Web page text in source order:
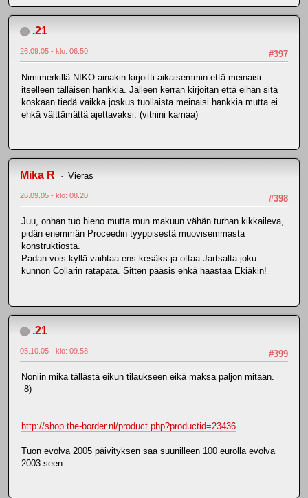
.21
#397
26.09.05 - klo: 06.50
Nimimerkillä NIKO ainakin kirjoitti aikaisemmin että meinaisi
itselleen tälläisen hankkia. Jälleen kerran kirjoitan että eihän sitä
koskaan tiedä vaikka joskus tuollaista meinaisi hankkia mutta ei
ehkä välttämättä ajettavaksi. (vitriini kamaa)
Mika R Vieras
#398
26.09.05 - klo: 08.20
Juu, onhan tuo hieno mutta mun makuun vähän turhan kikkaileva,
pidän enemmän Proceedin tyyppisestä muovisemmasta
konstruktiosta.
Padan vois kyllä vaihtaa ens kesäks ja ottaa Jartsalta joku
kunnon Collarin ratapata. Sitten pääsis ehkä haastaa Ekiäkin!
.21
#399
05.10.05 - klo: 09.58
Noniin mika tällästä eikun tilaukseen eikä maksa paljon mitään.
8)
http://shop.the-border.nl/product.php?productid=23436
Tuon evolva 2005 päivityksen saa suunilleen 100 eurolla evolva
2003:seen.